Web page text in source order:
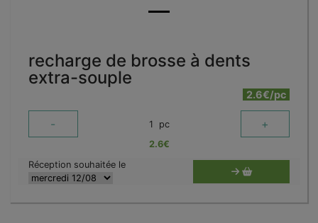
recharge de brosse à dents
extra-souple
2.6€/pc
- 1 pc +
2.6€
Réception souhaitée le